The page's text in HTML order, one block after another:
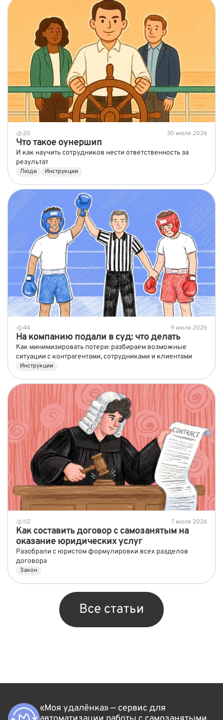
20 30 июля 2026
Что такое оунершип
И как научить сотрудников нести ответственность за
результат
Люди Инструкции
44 9 июля 2026
На компанию подали в суд: что делать
Как минимизировать потери: разбираем возможные
ситуации с контрагентами, сотрудниками и клиентами
Инструкции
112 7 июля 2026
Как составить договор с самозанятым на
оказание юридических услуг
Разобрали с юристом формулировки всех разделов
договора
Закон
Все статьи
«Моя удалёнка» — сервис для